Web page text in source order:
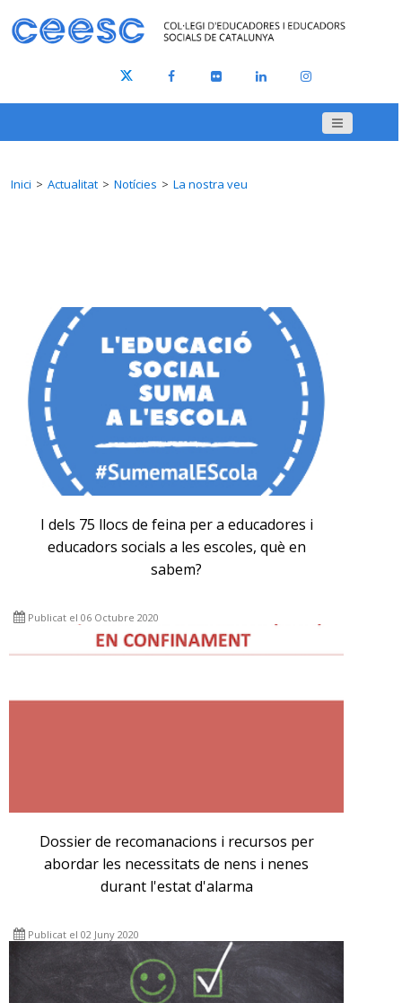
Inici Actualitat Notícies La nostra veu
I dels 75 llocs de feina per a educadores i
educadors socials a les escoles, què en
sabem?
Publicat el 06 Octubre 2020
Dossier de recomanacions i recursos per
abordar les necessitats de nens i nenes
durant l'estat d'alarma
Publicat el 02 Juny 2020